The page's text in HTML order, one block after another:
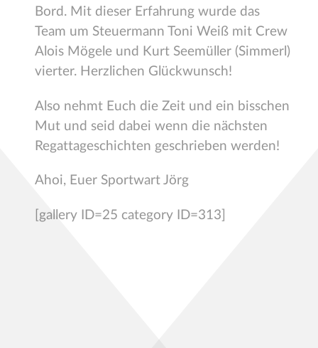
Bord. Mit dieser Erfahrung wurde das
Team um Steuermann Toni Weiß mit Crew
Alois Mögele und Kurt Seemüller (Simmerl)
vierter. Herzlichen Glückwunsch!
Also nehmt Euch die Zeit und ein bisschen
Mut und seid dabei wenn die nächsten
Regattageschichten geschrieben werden!
Ahoi, Euer Sportwart Jörg
[gallery ID=25 category ID=313]